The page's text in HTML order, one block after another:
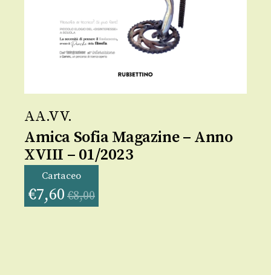
AA.VV.
Amica Sofia Magazine – Anno
XVIII – 01/2023
Cartaceo
€7,60 €8,00